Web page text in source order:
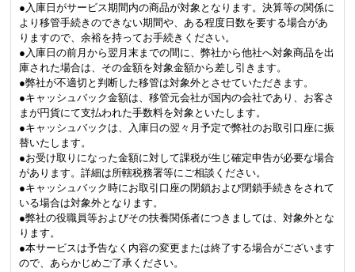
●入庫日がサービス期間内の商品が対象となります。決算等の関係に
より移管手続きのできない期間や、ある程度日数を要する場合があ
りますので、余裕を持ってお手続きください。
●入庫日の前月から翌月末までの間に、弊社から他社へ対象商品を出
庫された場合は、その金額を対象金額から差し引きます。
●弊社が不適切と判断した移管は対象外とさせていただきます。
●キャッシュバック金額は、移管元会社が国内の会社であり、お客さ
まが円貨にて支払われた手数料を対象といたします。
●キャッシュバックは、入庫日の翌々月予定で弊社のお取引口座に振
替いたします。
●お受け取りになった金額に対して課税が生じ確定申告が必要な場合
があります。詳細は所轄税務署等にご相談ください。
●キャッシュバック時にお取引口座の閉鎖および閉鎖手続きをされて
いる場合は対象外となります。
●弊社の役職員等およびその扶養関係者につきましては、対象外とな
ります。
●本サービスは予告なく内容の変更または終了する場合がございます
ので、あらかじめご了承ください。